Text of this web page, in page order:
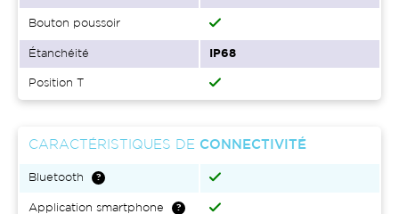
Bouton poussoir
Étanchéité IP68
Position T
CARACTÉRISTIQUES DE CONNECTIVITÉ
Bluetooth
Application smartphone